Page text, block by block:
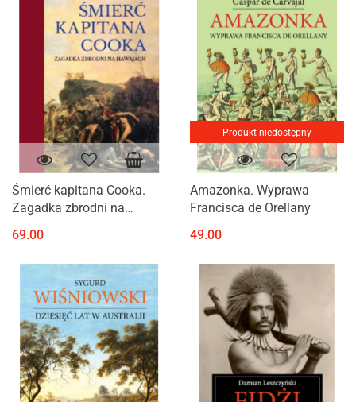
Śmierć kapitana Cooka.
Zagadka zbrodni na
relacji świadków
69.00
Produkt niedostępny
Amazonka. Wyprawa
Francisca de Orellany
49.00